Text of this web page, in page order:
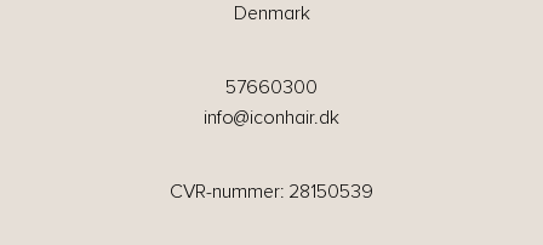
Denmark
57660300
info@iconhair.dk
CVR-nummer: 28150539